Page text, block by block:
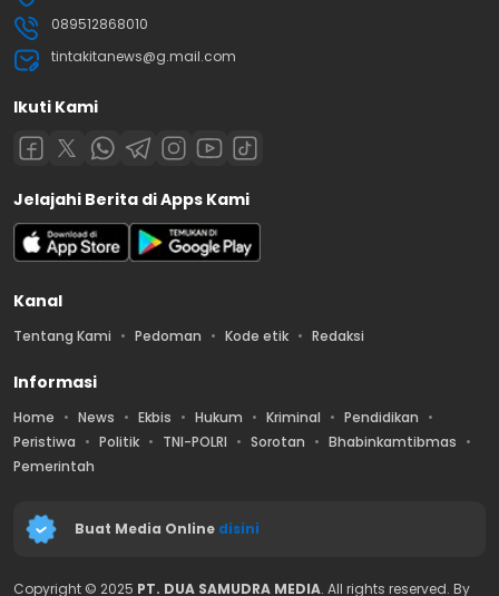
089512868010
tintakitanews@g.mail.com
Ikuti Kami
Jelajahi Berita di Apps Kami
Kanal
Tentang Kami Pedoman Kode etik Redaksi
Informasi
Home News Ekbis Hukum Kriminal
Pendidikan
Peristiwa
Politik TNI-POLRI Sorotan
Bhabinkamtibmas
Pemerintah
Buat Media Online disini
Copyright © 2025 PT. DUA SAMUDRA MEDIA. All rights reserved. By